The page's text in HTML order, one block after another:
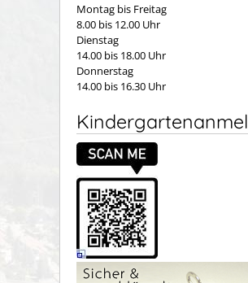
Montag bis Freitag
8.00 bis 12.00 Uhr
Dienstag
14.00 bis 18.00 Uhr
Donnerstag
14.00 bis 16.30 Uhr